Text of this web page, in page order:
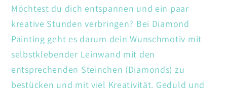
Möchtest du dich entspannen und ein paar
kreative Stunden verbringen? Bei Diamond
Painting geht es darum dein Wunschmotiv mit
selbstklebender Leinwand mit den
entsprechenden Steinchen (Diamonds) zu
bestücken und mit viel Kreativität. Geduld und